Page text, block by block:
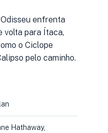
enfrenta
volta para Ítaca,
o Ciclope
pelo caminho.
Hathaway,